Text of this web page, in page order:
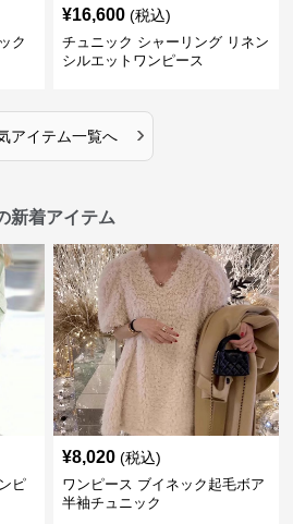
ク
¥16,600 (税込)
チュニック シャーリング リネン
シルエットワンピース
アイテム一覧へ ›
新着アイテム
ピ
¥8,020 (税込)
ワンピース ブイネック起毛ボア
半袖チュニック